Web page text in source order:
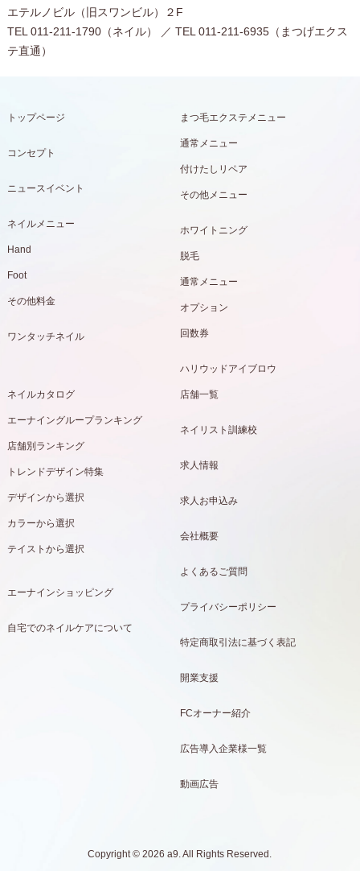
エテルノビル（旧スワンビル）２F
TEL 011-211-1790（ネイル） ／ TEL 011-211-6935（まつげエクス
テ直通）
トップページ
コンセプト
ニュースイベント
ネイルメニュー
Hand
Foot
その他料金
ワンタッチネイル
まつ毛エクステメニュー
通常メニュー
付けたしリペア
その他メニュー
ホワイトニング
脱毛
通常メニュー
オプション
回数券
ハリウッドアイブロウ
ネイルカタログ
エーナイングループランキング
店舗別ランキング
トレンドデザイン特集
デザインから選択
カラーから選択
テイストから選択
エーナインショッピング
自宅でのネイルケアについて
店舗一覧
ネイリスト訓練校
求人情報
求人お申込み
会社概要
よくあるご質問
プライバシーポリシー
特定商取引法に基づく表記
開業支援
FCオーナー紹介
広告導入企業様一覧
動画広告
Copyright © 2026 a9. All Rights Reserved.